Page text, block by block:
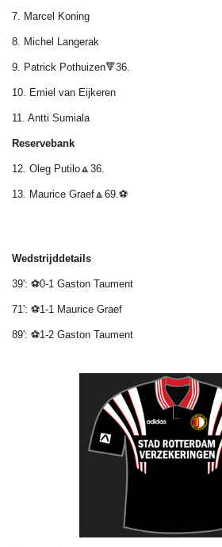
7. Marcel Koning
8. Michel Langerak
9. Patrick Pothuizen🔻36.
10. Emiel van Eijkeren
11. Antti Sumiala
Reservebank
12. Oleg Putilo🔼36.
13. Maurice Graef🔼69.⚽
Wedstrijddetails
39': ⚽0-1 Gaston Taument
71': ⚽1-1 Maurice Graef
89': ⚽1-2 Gaston Taument